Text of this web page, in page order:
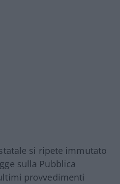
si ripete immutato
sulla Pubblica
provvedimenti